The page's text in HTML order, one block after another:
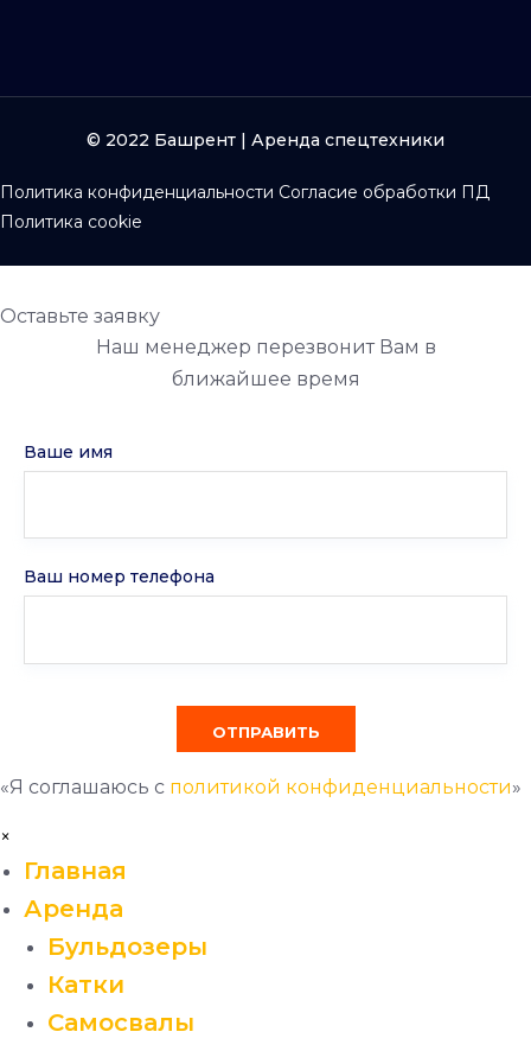
© 2022 Башрент | Аренда спецтехники
Политика конфиденциальности Согласие обработки ПД
Политика cookie
Оставьте заявку
Наш менеджер перезвонит Вам в
ближайшее время
Ваше имя
Ваш номер телефона
«Я соглашаюсь с политикой конфиденциальности»
×
Главная
Аренда
Бульдозеры
Катки
Самосвалы